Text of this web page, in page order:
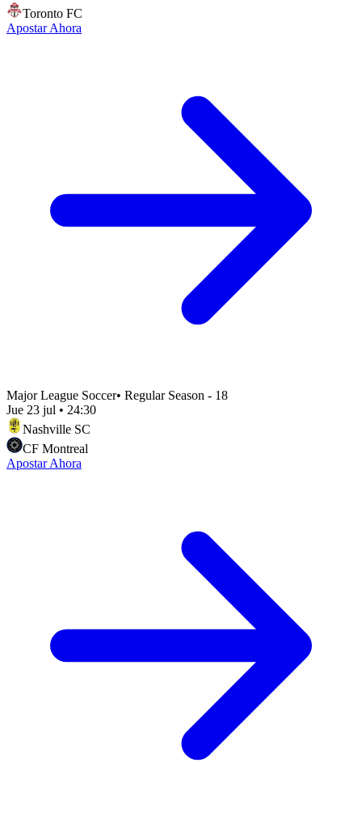
Toronto FC
Apostar Ahora
Major League Soccer• Regular Season - 18
Jue 23 jul • 24:30
Nashville SC
CF Montreal
Apostar Ahora